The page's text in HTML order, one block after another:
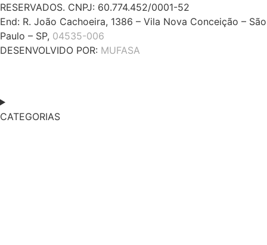
RESERVADOS. CNPJ: 60.774.452/0001-52
End: R. João Cachoeira, 1386 – Vila Nova Conceição – São
Paulo – SP, 04535-006
DESENVOLVIDO POR: MUFASA
CATEGORIAS